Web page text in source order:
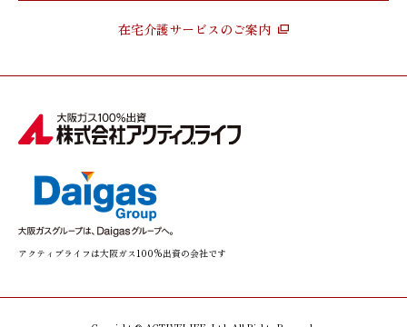
在宅介護サービスのご案内
アクティブライフは大阪ガス100%出資の会社です